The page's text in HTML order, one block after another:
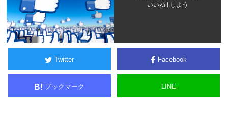
いいね ! しよう
Twitter Facebook
B! ブックマーク LINE